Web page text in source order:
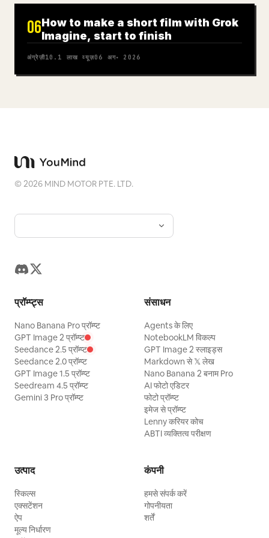
06How to make a short film with Grok
Imagine, start to finish
अंग्रेज़ी10.1 लाख व्यूज़06 अग॰ 2026
©2026 MIND MOTOR PTE. LTD.
प्रॉम्प्ट्स
Nano Banana Pro प्रॉम्प्ट
GPT Image 2 प्रॉम्प्ट
Seedance 2.5 प्रॉम्प्ट
Seedance 2.0 प्रॉम्प्ट
GPT Image 1.5 प्रॉम्प्ट
Seedream 4.5 प्रॉम्प्ट
Gemini 3 Pro प्रॉम्प्ट
संसाधन
Agents के लिए
NotebookLM विकल्प
GPT Image 2 स्लाइड्स
Markdown से 𝕏 लेख
Nano Banana 2 बनाम Pro
AI फोटो एडिटर
फोटो प्रॉम्प्ट
इमेज से प्रॉम्प्ट
Lenny करियर कोच
ABTI व्यक्तित्व परीक्षण
उत्पाद
स्किल्स
एक्सटेंशन
ऐप
मूल्य निर्धारण
कंपनी
हमसे संपर्क करें
गोपनीयता
शर्तें